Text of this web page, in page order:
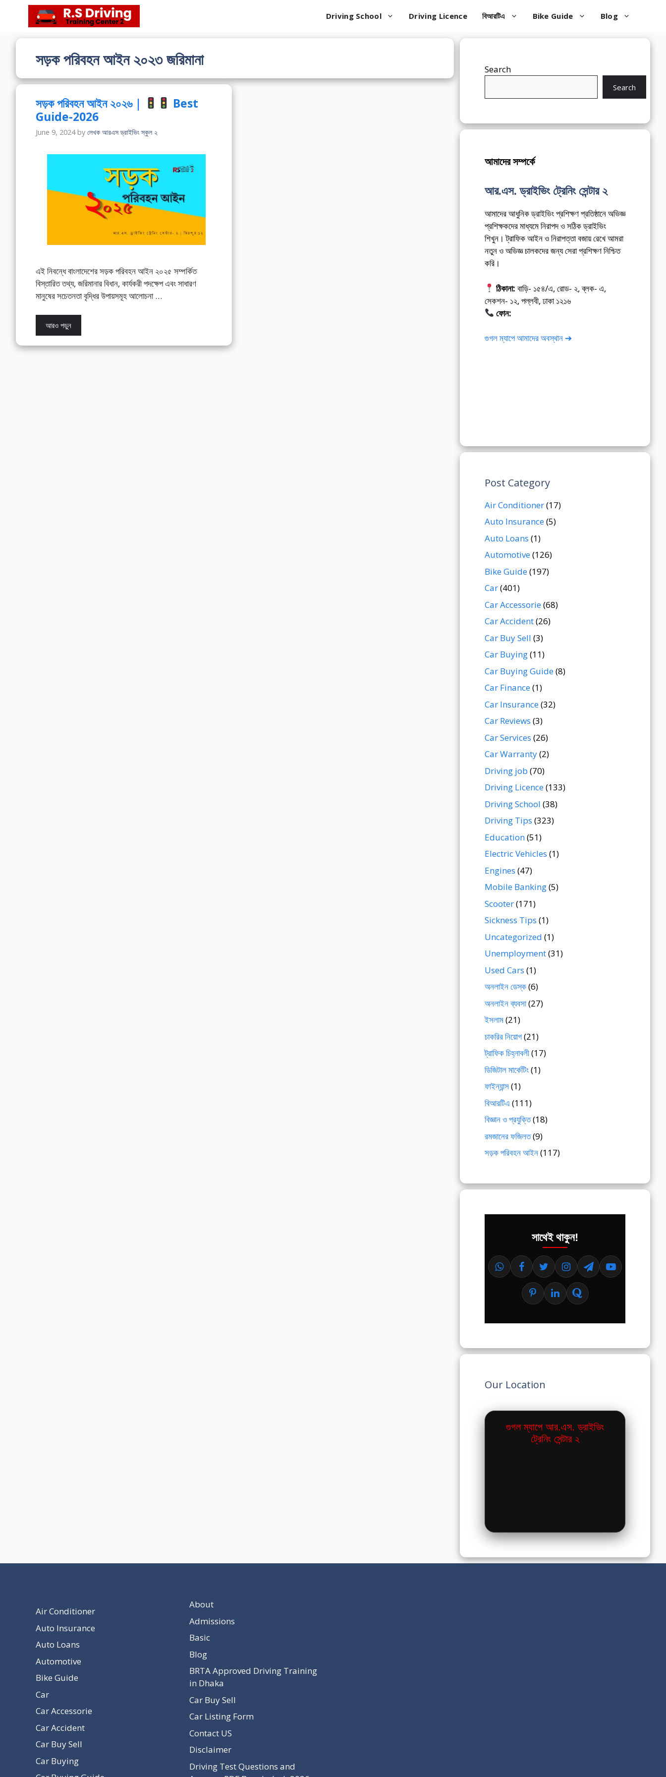
content
Driving School Driving Licence বিআরটিএ Bike Guide Blog
সড়ক পরিবহন আইন ২০২৩ জরিমানা
সড়ক পরিবহন আইন ২০২৬ |
Best
Guide-2026
June 9, 2024 by লেখক আরএস ড্রাইভিং স্কুল ২
এই নিবন্ধে বাংলাদেশের সড়ক পরিবহন আইন ২০২৫ সম্পর্কিত
বিস্তারিত তথ্য, জরিমানার বিধান, কার্যকরী পদক্ষেপ এবং সাধারণ
মানুষের সচেতনতা বৃদ্ধির উপায়সমূহ আলোচনা …
আরও পড়ুন
Search
Search
আমাদের সম্পর্কে
আর.এস. ড্রাইভিং ট্রেনিং সেন্টার ২
আমাদের আধুনিক ড্রাইভিং প্রশিক্ষণ প্রতিষ্ঠানে অভিজ্ঞ
প্রশিক্ষকদের মাধ্যমে নিরাপদ ও সঠিক ড্রাইভিং
শিখুন। ট্রাফিক আইন ও নিরাপত্তা বজায় রেখে আমরা
নতুন ও অভিজ্ঞ চালকদের জন্য সেরা প্রশিক্ষণ নিশ্চিত
করি।
ঠিকানা: বাড়ি- ১৫৪/এ, রোড- ২, ব্লক- এ,
সেকশন- ১২, পল্লবী, ঢাকা ১২১৬
ফোন:
গুগল ম্যাপে আমাদের অবস্থান ➔
Post Category
Air Conditioner(17)
Auto Insurance(5)
Auto Loans (1)
Automotive(126)
Bike Guide(197)
Car(401)
Car Accessorie(68)
Car Accident(26)
Car Buy Sell (3)
Car Buying(11)
Car Buying Guide(8)
Car Finance(1)
Car Insurance(32)
Car Reviews (3)
Car Services (26)
Car Warranty(2)
Driving job (70)
Driving Licence(133)
Driving School (38)
Driving Tips (323)
Education(51)
Electric Vehicles (1)
Engines (47)
Mobile Banking(5)
Scooter(171)
Sickness Tips (1)
Uncategorized (1)
Unemployment(31)
Used Cars (1)
অনলাইন ডেস্ক(6)
অনলাইন ব্যবসা(27)
ইসলাম(21)
চাকরির নিয়োগ(21)
ট্রাফিক চিহ্নাবলী(17)
ডিজিটাল মার্কেটিং(1)
ফাইন্যান্স(1)
বিআরটিএ (111)
বিজ্ঞান ও প্রযুক্তি(18)
রমজানের ফজিলত(9)
সড়ক পরিবহন আইন(117)
সাথেই থাকুন!
Our Location
গুগল ম্যাপে আর.এস. ড্রাইভিং
ট্রেনিং সেন্টার ২
Air Conditioner
Auto Insurance
Auto Loans
Automotive
Bike Guide
Car
Car Accessorie
Car Accident
Car Buy Sell
Car Buying
About
Admissions
Basic
Blog
BRTA Approved Driving Training
in Dhaka
Car Buy Sell
Car Listing Form
Contact US
Disclaimer
Driving Test Questions and